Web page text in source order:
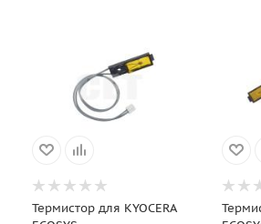
Термистор для KYOCERA